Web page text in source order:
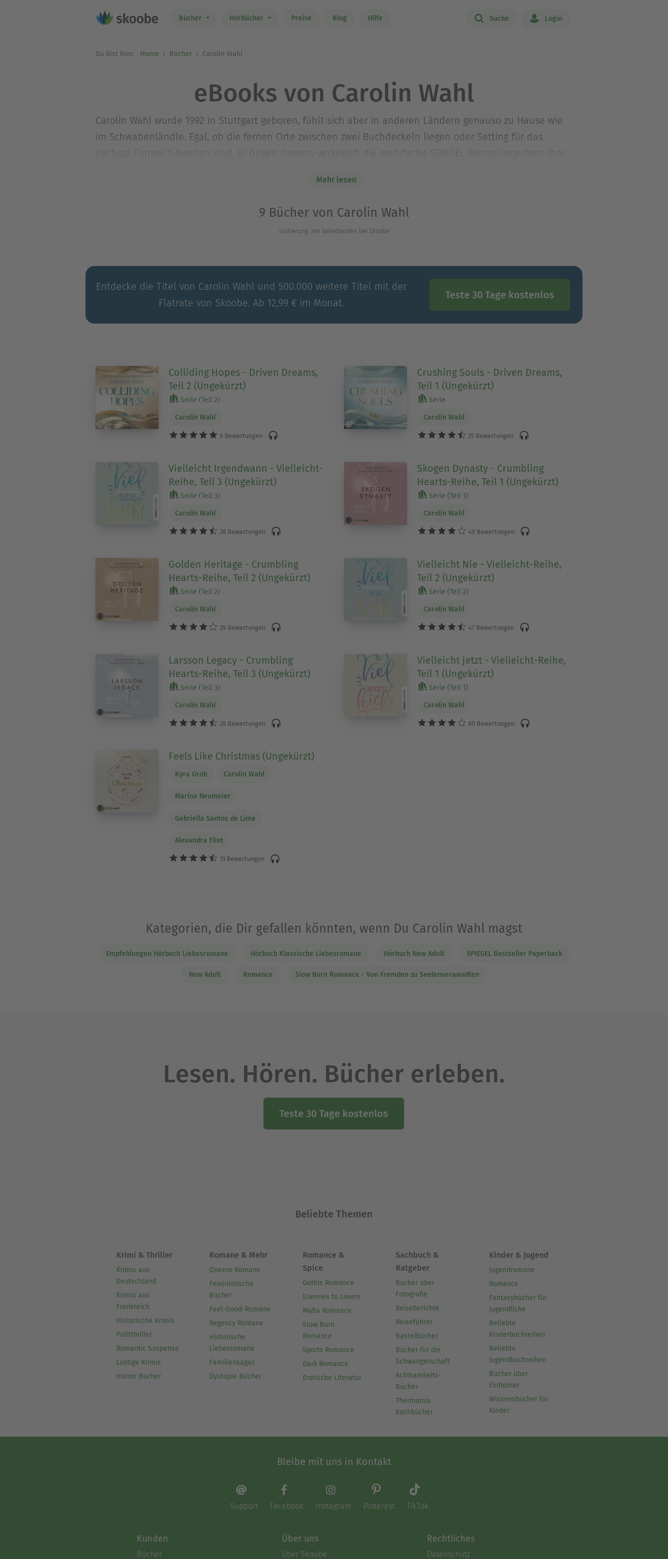
Bücher Hörbücher Preise Blog Hilfe Suche Login
Du bist hier: Home Bücher Carolin Wahl
eBooks von Carolin Wahl
Carolin Wahl wurde 1992 in Stuttgart geboren, fühlt sich aber in anderen Ländern genauso zu Hause wie
im Schwabenländle. Egal, ob die fernen Orte zwischen zwei Buchdeckeln liegen oder Setting für das
nächste Formel 1-Rennen sind. In Driven Dreams verknüpft die mehrfache SPIEGEL-Bestsellerautorin ihre
Autorin auf ihrer Homepage carolinwahl.de oder auf Instagram und TikTok unter @carolinwahl_
Mehr lesen
9 Bücher von Carolin Wahl
Sortierung: am beliebtesten bei Skoobe
Entdecke die Titel von Carolin Wahl und 500.000 weitere Titel mit der
Flatrate von Skoobe. Ab 12,99 € im Monat.
Teste 30 Tage kostenlos
Colliding Hopes - Driven Dreams,
Teil 2 (Ungekürzt)
Serie (Teil 2)
Carolin Wahl
6 Bewertungen
Crushing Souls - Driven Dreams,
Teil 1 (Ungekürzt)
Serie
Carolin Wahl
25 Bewertungen
Vielleicht Irgendwann - Vielleicht-
Reihe, Teil 3 (Ungekürzt)
Serie (Teil 3)
Carolin Wahl
38 Bewertungen
Skogen Dynasty - Crumbling
Hearts-Reihe, Teil 1 (Ungekürzt)
Serie (Teil 1)
Carolin Wahl
49 Bewertungen
Golden Heritage - Crumbling
Hearts-Reihe, Teil 2 (Ungekürzt)
Serie (Teil 2)
Carolin Wahl
29 Bewertungen
Vielleicht Nie - Vielleicht-Reihe,
Teil 2 (Ungekürzt)
Serie (Teil 2)
Carolin Wahl
47 Bewertungen
Larsson Legacy - Crumbling
Hearts-Reihe, Teil 3 (Ungekürzt)
Serie (Teil 3)
Carolin Wahl
28 Bewertungen
Vielleicht jetzt - Vielleicht-Reihe,
Teil 1 (Ungekürzt)
Serie (Teil 1)
Carolin Wahl
80 Bewertungen
Feels Like Christmas (Ungekürzt)
Kyra Groh Carolin Wahl
Marina Neumeier
Gabriella Santos de Lima
Alexandra Flint
13 Bewertungen
Kategorien, die Dir gefallen könnten, wenn Du Carolin Wahl magst
Empfehlungen Hörbuch Liebesromane Hörbuch Klassische Liebesromane Hörbuch New Adult SPIEGEL Bestseller Paperback
New Adult Romance Slow Burn Romance - Von Fremden zu Seelenverwandten
Lesen. Hören. Bücher erleben.
Teste 30 Tage kostenlos
Beliebte Themen
Krimi & Thriller
Krimis aus
Deutschland
Krimis aus
Frankreich
Historische Krimis
Politthriller
Romantic Suspense
Lustige Krimis
Horror Bücher
Romane & Mehr
Queere Romane
Feministische
Bücher
Feel-Good-Romane
Regency Romane
Historische
Liebesromane
Familiensagas
Dystopie Bücher
Romance &
Spice
Gothic Romance
Enemies to Lovers
Mafia Romance
Slow Burn
Romance
Sports Romance
Dark Romance
Erotische Literatur
Sachbuch &
Ratgeber
Bücher über
Fotografie
Reiseberichte
Reiseführer
Bastelbücher
Bücher für die
Schwangerschaft
Achtsamkeits-
Bücher
Thermomix
Kochbücher
Kinder & Jugend
Jugendromane
Romance
Fantasybücher für
Jugendliche
Beliebte
Kinderbuchreihen
Beliebte
Jugendbuchreihen
Bücher über
Einhörner
Wissensbücher für
Kinder
Bleibe mit uns in Kontakt
Support Facebook Instagram Pinterest TikTok
Kunden
Bücher
Über uns
Über Skoobe
Rechtliches
Datenschutz